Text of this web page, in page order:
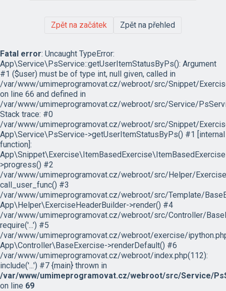
Zpět na začátek Zpět na přehled
Fatal error: Uncaught TypeError:
App\Service\PsService::getUserItemStatusByPs(): Argument
#1 ($user) must be of type int, null given, called in
/var/www/umimeprogramovat.cz/webroot/src/Snippet/
on line 66 and defined in
/var/www/umimeprogramovat.cz/webroot/src/Service/
Stack trace: #0
/var/www/umimeprogramovat.cz/webroot/src/Snippet/
App\Service\PsService->getUserItemStatusByPs() #1 [internal
function]:
>progress() #2
/var/www/umimeprogramovat.cz/webroot/src/Helper/
call_user_func() #3
/var/www/umimeprogramovat.cz/webroot/src/Template/
App\Helper\ExerciseHeaderBuilder->render() #4
/var/www/umimeprogramovat.cz/webroot/src/Controller/
require('...') #5
/var/www/umimeprogramovat.cz/webroot/exercise/
App\Controller\BaseExercise->renderDefault() #6
/var/www/umimeprogramovat.cz/webroot/index.php(112):
include('...') #7 {main} thrown in
/var/www/umimeprogramovat.cz/webroot/src/Service/
on line 69